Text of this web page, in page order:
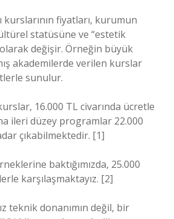
kurslarının fiyatları, kurumun
statüsüne ve “estetik
değişir. Örneğin büyük
akademilerde verilen kurslar
sunulur.
16.000 TL civarında ücretle
ileri düzey programlar 22.000
çıkabilmektedir. [1]
baktığımızda, 25.000
karşılaşmaktayız. [2]
teknik donanımın değil, bir